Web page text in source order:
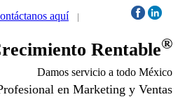
aquí |
Rentable®
Damos servicio a todo México
en Marketing y Ventas